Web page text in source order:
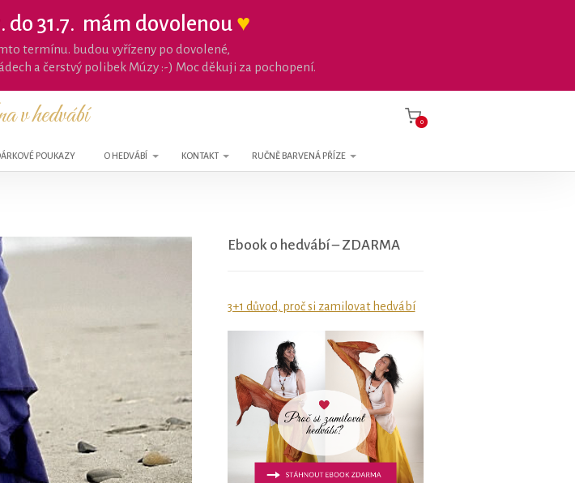
do 31.7. mám dovolenou ♥
termínu. budou vyřízeny po dovolené,
a čerstvý polibek Múzy :-) Moc děkuji za pochopení.
v hedvábí 0
POUKAZY O HEDVÁBÍ KONTAKT RUČNĚ BARVENÁ PŘÍZE
Ebook o hedvábí – ZDARMA
3+1 důvod, proč si zamilovat hedvábí